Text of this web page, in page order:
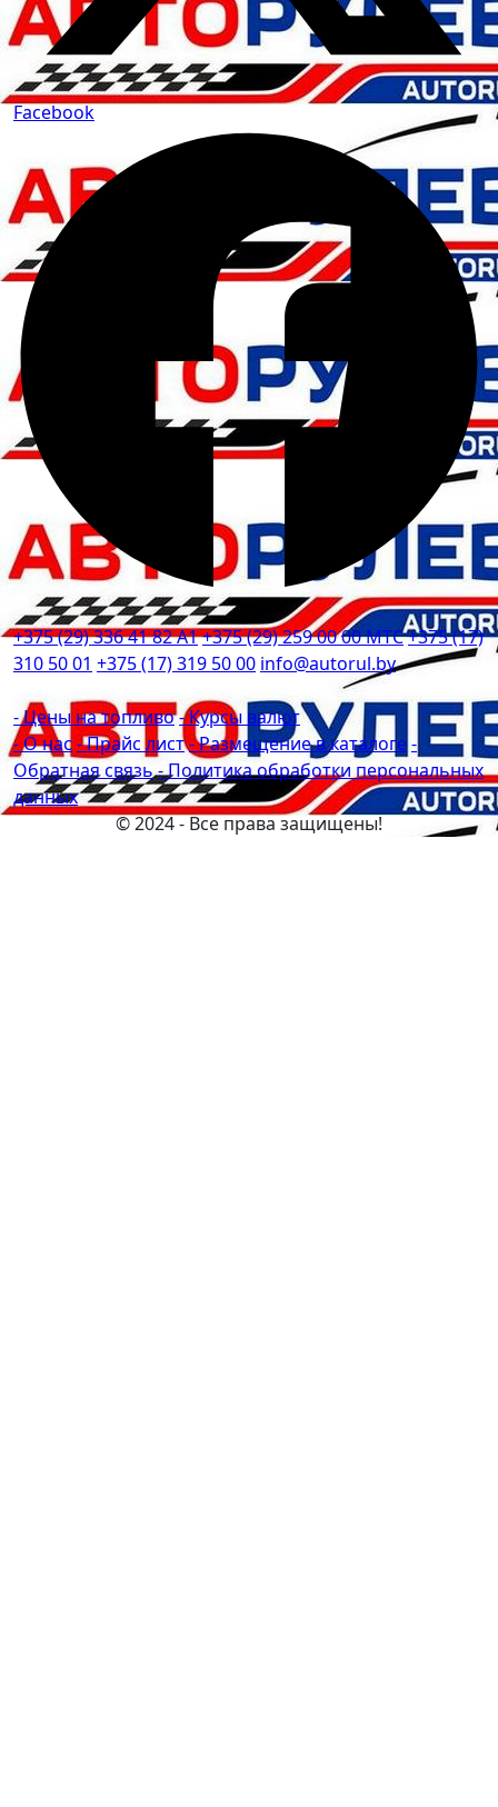
Facebook
+375 (29) 336 41 82А1+375 (29) 259 00 00МТС+375 (17)
310 50 01 +375 (17) 319 50 00 info@autorul.by
- Цены на топливо- Курсы валют
- О нас - Прайс лист- Размещение в каталоге-
Обратная связь- Политика обработки персональных
данных
© 2024 - Все права защищены!